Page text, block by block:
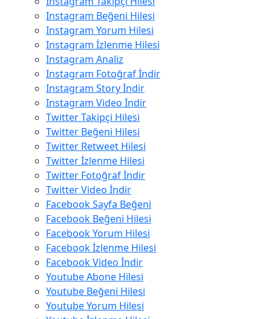
Instagram Beğeni Hilesi
Instagram Yorum Hilesi
Instagram İzlenme Hilesi
Instagram Analiz
Instagram Fotoğraf İndir
Instagram Story İndir
Instagram Video İndir
Twitter Takipçi Hilesi
Twitter Beğeni Hilesi
Twitter Retweet Hilesi
Twitter İzlenme Hilesi
Twitter Fotoğraf İndir
Twitter Video İndir
Facebook Sayfa Beğeni
Facebook Beğeni Hilesi
Facebook Yorum Hilesi
Facebook İzlenme Hilesi
Facebook Video İndir
Youtube Abone Hilesi
Youtube Beğeni Hilesi
Youtube Yorum Hilesi